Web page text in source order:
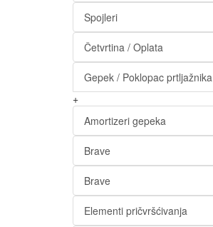
Spojleri
Četvrtina / Oplata
Gepek / Poklopac prtljažnika
+
Amortizeri gepeka
Brave
Brave
Elementi pričvršćivanja